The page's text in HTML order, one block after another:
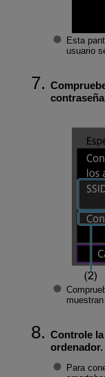
Esta
usuario
Controle la
ordenador.
Para